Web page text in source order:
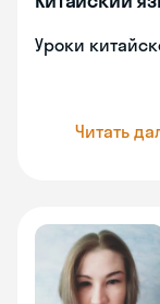
Уроки
Читать